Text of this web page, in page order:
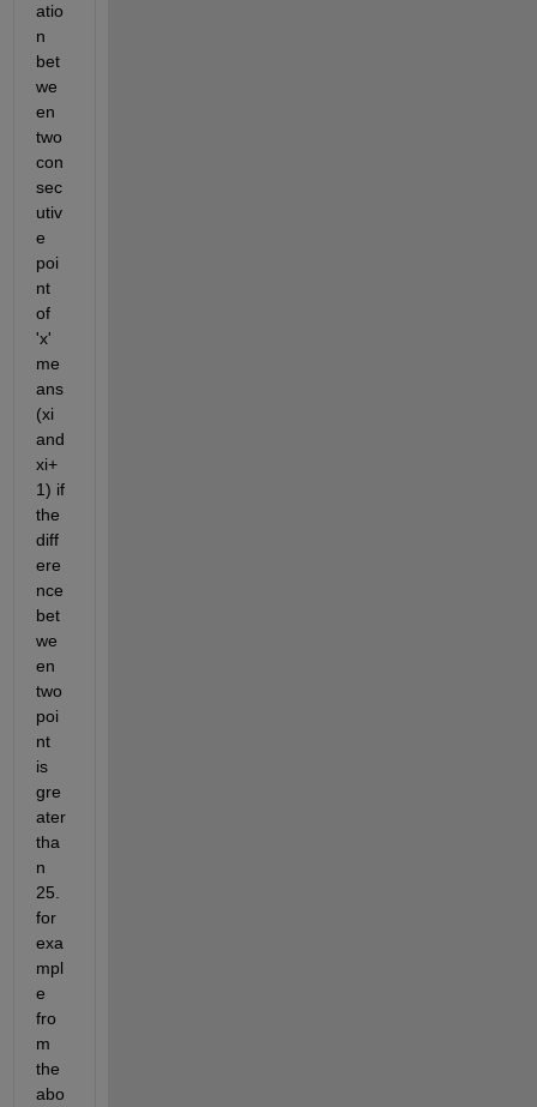
atio
n
bet
we
en
two
con
sec
utiv
e
poi
nt
of
'x'
me
ans
(xi
and
xi+
1) if
the
diff
ere
nce
bet
we
en
two
poi
nt
is
gre
ater
tha
n
25.
for
exa
mpl
e
fro
m
the
abo